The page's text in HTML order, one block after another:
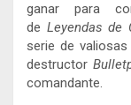
ganar para
de Leyendas de
serie de
destructor
comandante.